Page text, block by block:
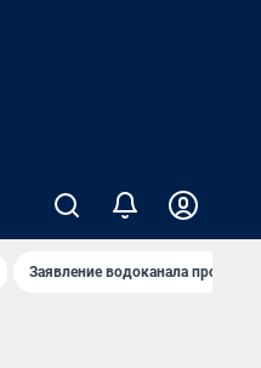
Заявление водоканала про